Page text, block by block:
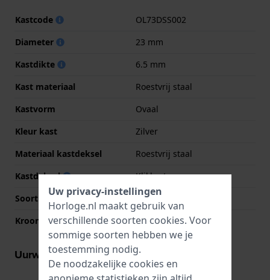
Kastcode
OL73DSS002
Diameter
23 mm
Kastdikte
6.5 mm
Kast materiaal
Roestvrij staal
Kastvorm
Ovaal
Kleur kast
Zilver
Materiaal kastdeksel
Roestvrij staal
Kastdeksel
Klikkast
Soort glas
Saffier
Kroon
Trek kroon
Uurwerk informatie
Uw privacy-instellingen
Horloge.nl maakt gebruik van
verschillende soorten cookies. Voor
sommige soorten hebben we je
toestemming nodig.
De noodzakelijke cookies en